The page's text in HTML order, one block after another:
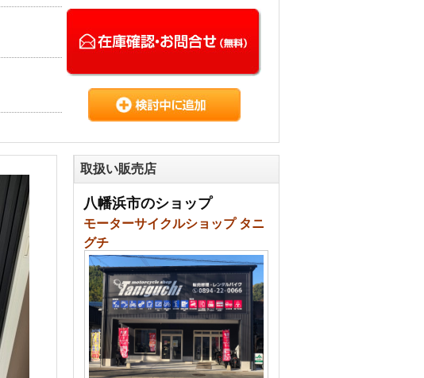
取扱い販売店
八幡浜市のショップ
モーターサイクルショップ タニ
グチ